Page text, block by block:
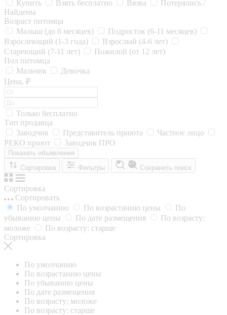
Купить
Взять бесплатно Вязка
Потерялись /
Найдены
Возраст питомца
Малыш (до 6 месяцев)
Подросток (6-11 месяцев)
Взрослеющий (1-3 года)
Взрослый (4-6 лет)
Стареющий (7-11 лет)
Пожилой (от 12 лет)
Пол питомца
Мальчик
Девочка
Цена, ₽
Только бесплатно
Тип продавца
Заводчик
Представитель приюта
Частное лицо
РЕКО приют
Заводчик ПРО
Показать объявления
Сортировка
Фильтры Сохранить поиск
Сортировка
Сортировать
По умолчанию
По возрастанию цены
По
убыванию цены
По дате размещения
По возрасту:
моложе
По возрасту: старше
Сортировка
По умолчанию
По возрастанию цены
По убыванию цены
По дате размещения
По возрасту: моложе
По возрасту: старше